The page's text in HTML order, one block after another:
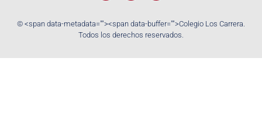
© <span data-metadata=""><span data-buffer="">Colegio Los Carrera.
Todos los derechos reservados.